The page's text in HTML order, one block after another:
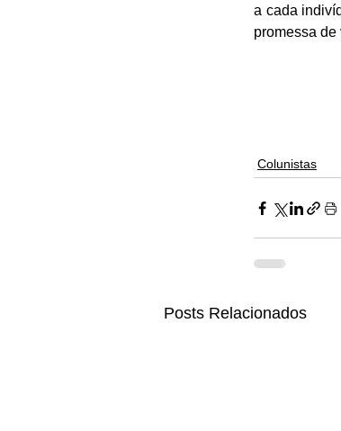
a cada
promessa de
Colunistas
Posts Relacionados